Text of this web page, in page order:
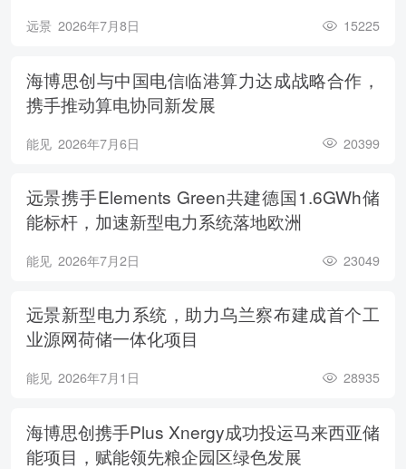
远景 2026年7月8日 15225
海博思创与中国电信临港算力达成战略合作，
携手推动算电协同新发展
能见 2026年7月6日 20399
远景携手Elements Green共建德国1.6GWh储
能标杆，加速新型电力系统落地欧洲
能见 2026年7月2日 23049
远景新型电力系统，助力乌兰察布建成首个工
业源网荷储一体化项目
能见 2026年7月1日 28935
海博思创携手Plus Xnergy成功投运马来西亚储
能项目，赋能领先粮企园区绿色发展